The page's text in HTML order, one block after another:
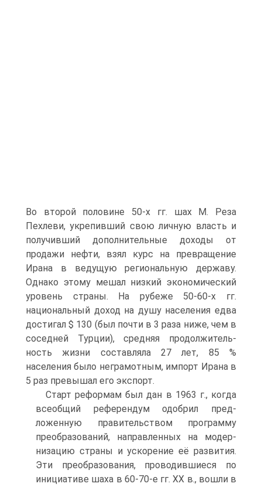
Во второй половине 50-х гг. шах М. Реза
Пехлеви, укрепивший свою личную власть и
получивший дополнитель­ные доходы от
продажи нефти, взял курс на превращение
Ирана в ведущую ре­гиональную державу.
Однако этому мешал низкий экономический
уровень стра­ны. На рубеже 50-60-х гг.
национальный доход на душу населения едва
достигал $ 130 (был почти в 3 раза ниже, чем в
соседней Турции), средняя продолжитель­
ность жизни составляла 27 лет, 85 %
населения было неграмотным, импорт Ира­на в
5 раз превышал его экспорт.
Старт реформам был дан в 1963 г., когда
всеобщий референдум одобрил пред­
ложенную правительством программу
преобразований, направленных на модер­
низацию страны и ускорение её развития.
Эти преобразования, проводившиеся по
инициативе шаха в 60-70-е гг. ХХ в., вошли в